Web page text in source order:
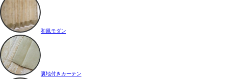
和風モダン
裏地付きカーテン